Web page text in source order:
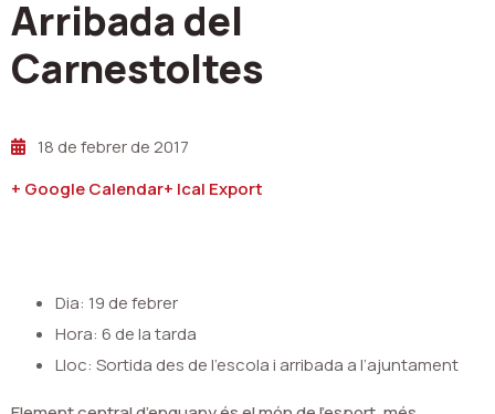
Arribada del
Carnestoltes
18 de febrer de 2017
+ Google Calendar+ Ical Export
Dia: 19 de febrer
Hora: 6 de la tarda
Lloc: Sortida des de l’escola i arribada a l’ajuntament